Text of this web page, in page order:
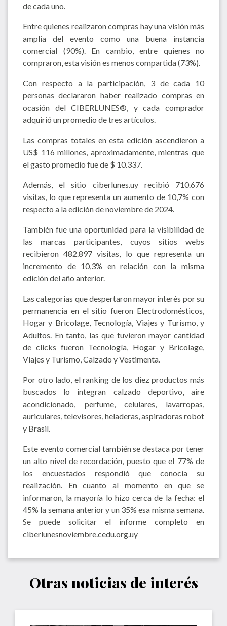
de cada uno.
Entre quienes realizaron compras hay una visión más
amplia del evento como una buena instancia
comercial (90%). En cambio, entre quienes no
compraron, esta visión es menos compartida (73%).
Con respecto a la participación, 3 de cada 10
personas declararon haber realizado compras en
ocasión del CIBERLUNES®, y cada comprador
adquirió un promedio de tres artículos.
Las compras totales en esta edición ascendieron a
US$ 116 millones, aproximadamente, mientras que
el gasto promedio fue de $ 10.337.
Además, el sitio ciberlunes.uy recibió 710.676
visitas, lo que representa un aumento de 10,7% con
respecto a la edición de noviembre de 2024.
También fue una oportunidad para la visibilidad de
las marcas participantes, cuyos sitios webs
recibieron 482.897 visitas, lo que representa un
incremento de 10,3% en relación con la misma
edición del año anterior.
Las categorías que despertaron mayor interés por su
permanencia en el sitio fueron Electrodomésticos,
Hogar y Bricolage, Tecnología, Viajes y Turismo, y
Adultos. En tanto, las que tuvieron mayor cantidad
de clicks fueron Tecnología, Hogar y Bricolage,
Viajes y Turismo, Calzado y Vestimenta.
Por otro lado, el ranking de los diez productos más
buscados lo integran calzado deportivo, aire
acondicionado, perfume, celulares, lavarropas,
auriculares, televisores, heladeras, aspiradoras robot
y Brasil.
Este evento comercial también se destaca por tener
un alto nivel de recordación, puesto que el 77% de
los encuestados respondió que conocía su
realización. En cuanto al momento en que se
informaron, la mayoría lo hizo cerca de la fecha: el
45% la semana anterior y un 35% esa misma semana.
Se puede solicitar el informe completo en
ciberlunesnoviembre.cedu.org.uy
Otras noticias de interés